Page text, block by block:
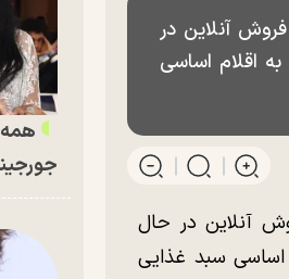
آنلاین در
اقلام اساسی
آنلاین در حال
اساسی سبد غذایی